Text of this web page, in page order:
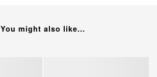
You might also like...